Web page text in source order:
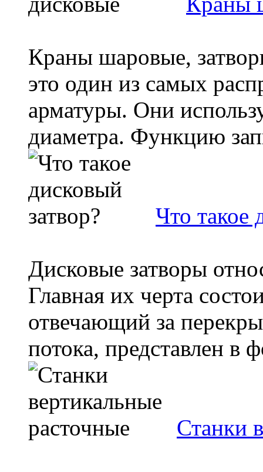
Краны шаровые,
это один из самых
арматуры. Они
диаметра. Функцию
Что такое
Дисковые затворы
Главная их черта
отвечающий за
потока, представлен в
Станки